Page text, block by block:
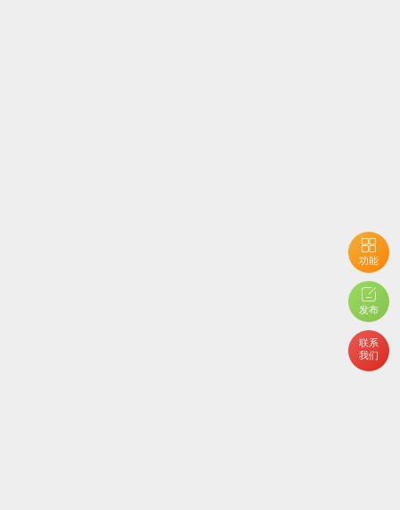
功能
发布
联系
我们